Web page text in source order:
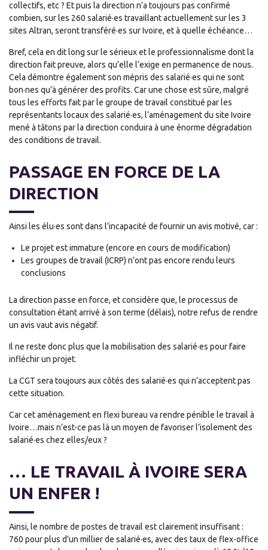
collectifs, etc ? Et puis la direction n’a toujours pas confirmé
combien, sur les 260 salarié·es travaillant actuellement sur les 3
sites Altran, seront transféré·es sur Ivoire, et à quelle échéance…
Bref, cela en dit long sur le sérieux et le professionnalisme dont la
direction fait preuve, alors qu’elle l’exige en permanence de nous.
Cela démontre également son mépris des salarié·es qui ne sont
bon·nes qu’à générer des profits. Car une chose est sûre, malgré
tous les efforts fait par le groupe de travail constitué par les
représentants locaux des salarié·es, l’aménagement du site Ivoire
mené à tâtons par la direction conduira à une énorme dégradation
des conditions de travail.
PASSAGE EN FORCE DE LA
DIRECTION
Ainsi les élu·es sont dans l’incapacité de fournir un avis motivé, car :
Le projet est immature (encore en cours de modification)
Les groupes de travail (ICRP) n’ont pas encore rendu leurs
conclusions
La direction passe en force, et considère que, le processus de
consultation étant arrivé à son terme (délais), notre refus de rendre
un avis vaut avis négatif.
Il ne reste donc plus que la mobilisation des salarié·es pour faire
infléchir un projet.
La CGT sera toujours aux côtés des salarié·es qui n’acceptent pas
cette situation.
Car cet aménagement en flexi bureau va rendre pénible le travail à
Ivoire…mais n’est-ce pas là un moyen de favoriser l’isolement des
salarié·es chez elles/eux ?
… LE TRAVAIL À IVOIRE SERA
UN ENFER !
Ainsi, le nombre de postes de travail est clairement insuffisant :
760 pour plus d’un millier de salarié·es, avec des taux de flex-office